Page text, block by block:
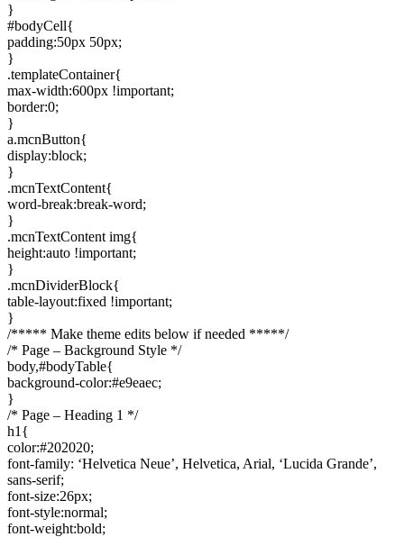
}
#bodyCell{
padding:50px 50px;
}
.templateContainer{
max-width:600px !important;
border:0;
}
a.mcnButton{
display:block;
}
.mcnTextContent{
word-break:break-word;
}
.mcnTextContent img{
height:auto !important;
}
.mcnDividerBlock{
table-layout:fixed !important;
}
/***** Make theme edits below if needed *****/
/* Page – Background Style */
body,#bodyTable{
background-color:#e9eaec;
}
/* Page – Heading 1 */
h1{
color:#202020;
font-family: ‘Helvetica Neue’, Helvetica, Arial, ‘Lucida Grande’,
sans-serif;
font-size:26px;
font-style:normal;
font-weight:bold;